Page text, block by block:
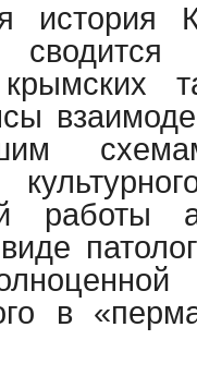
история
крымских
схемам
работы
в